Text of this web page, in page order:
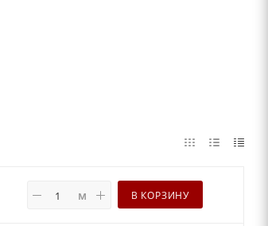
м В КОРЗИНУ